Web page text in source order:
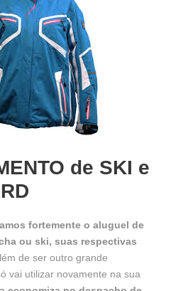
de SKI e
fortemente o aluguel de
ou ski, suas respectivas
de ser outro grande
vai utilizar novamente na sua